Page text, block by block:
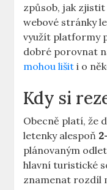
způsob, jak
webové stránky
využít platformy
dobré porovnat
mohou lišit i o
Kdy si
Obecně platí, že
letenky alespoň
plánovaným
hlavní turistické
znamenat rozdíl